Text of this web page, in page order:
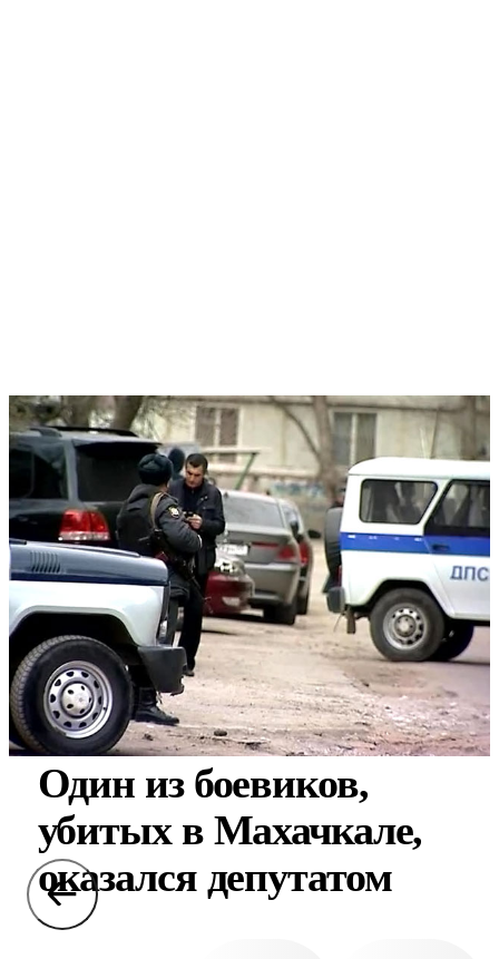
Один из боевиков,
убитых в Махачкале,
оказался депутатом